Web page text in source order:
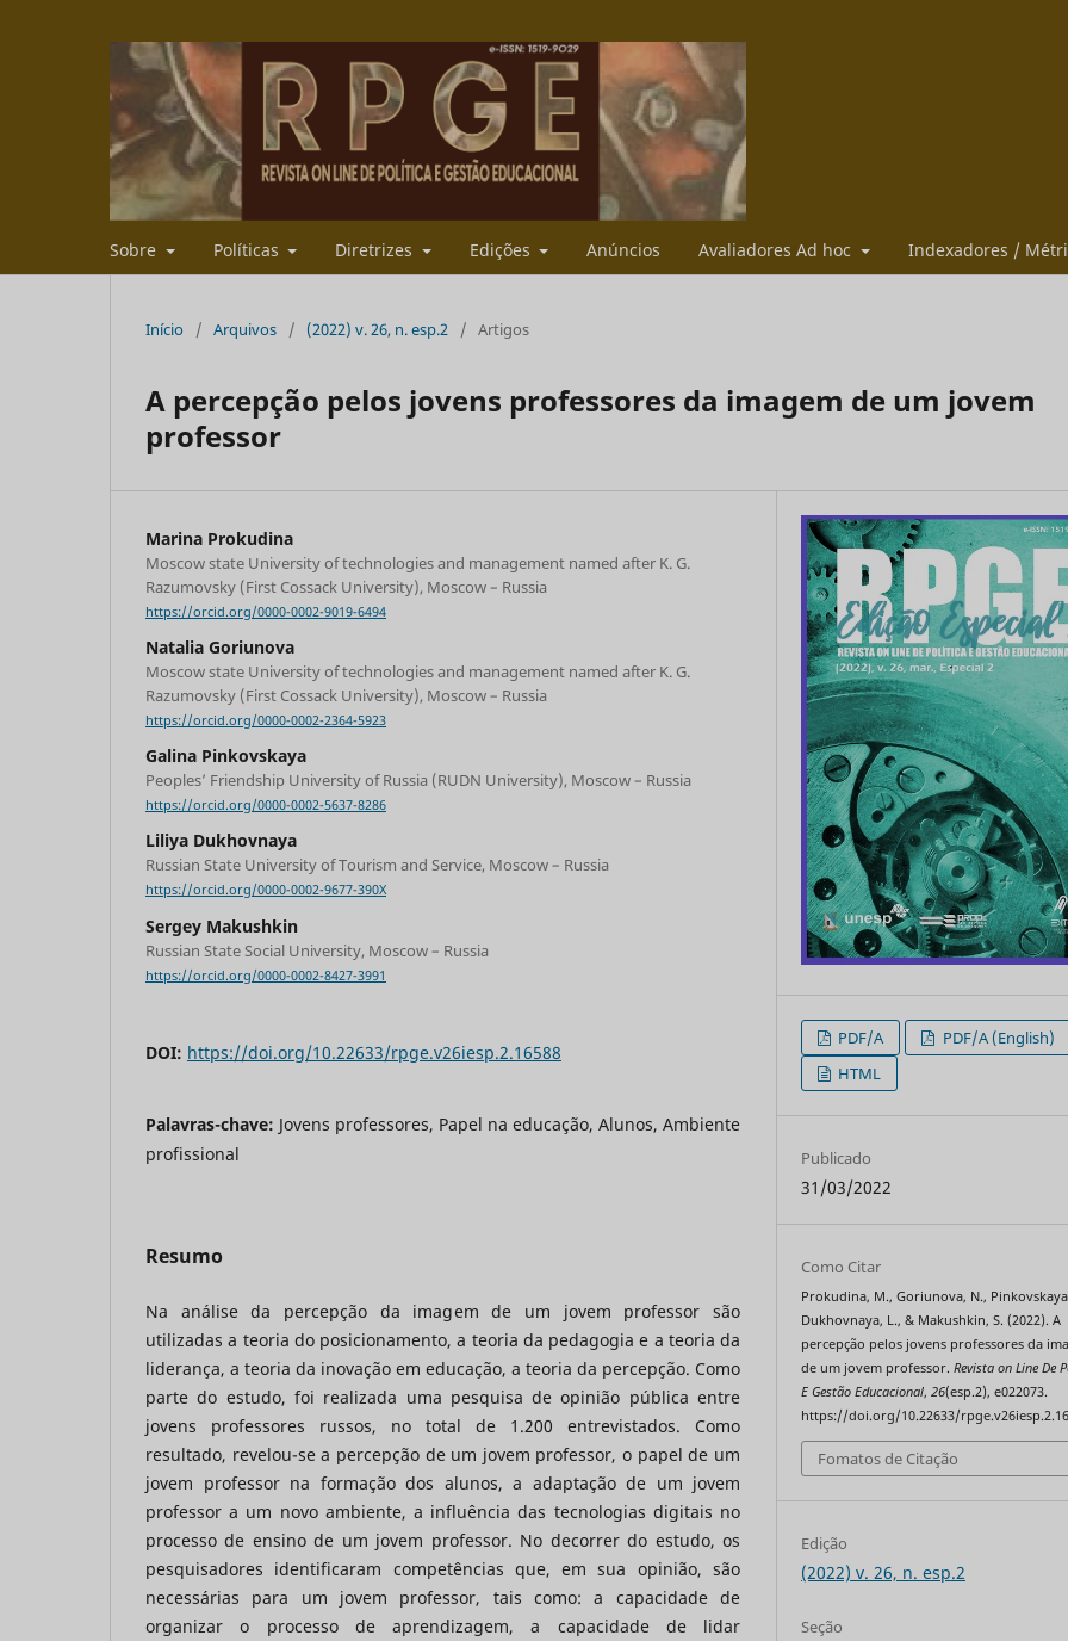
Sobre Políticas Diretrizes Edições Anúncios Avaliadores Ad hoc Indexadores /
Início / Arquivos / (2022) v. 26, n. esp.2 / Artigos
A percepção pelos jovens professores da imagem de um jovem
professor
Marina Prokudina
Moscow state University of technologies and management named after K. G.
Razumovsky (First Cossack University), Moscow – Russia
https://orcid.org/0000-0002-9019-6494
Natalia Goriunova
Moscow state University of technologies and management named after K. G.
Razumovsky (First Cossack University), Moscow – Russia
https://orcid.org/0000-0002-2364-5923
Galina Pinkovskaya
Peoples’ Friendship University of Russia (RUDN University), Moscow – Russia
https://orcid.org/0000-0002-5637-8286
Liliya Dukhovnaya
Russian State University of Tourism and Service, Moscow – Russia
https://orcid.org/0000-0002-9677-390X
Sergey Makushkin
Russian State Social University, Moscow – Russia
https://orcid.org/0000-0002-8427-3991
DOI: https://doi.org/10.22633/rpge.v26iesp.2.16588
Palavras-chave: Jovens professores, Papel na educação, Alunos, Ambiente
profissional
Resumo
Na análise da percepção da imagem de um jovem professor são
utilizadas a teoria do posicionamento, a teoria da pedagogia e a teoria da
liderança, a teoria da inovação em educação, a teoria da percepção. Como
parte do estudo, foi realizada uma pesquisa de opinião pública entre
jovens professores russos, no total de 1.200 entrevistados. Como
resultado, revelou-se a percepção de um jovem professor, o papel de um
jovem professor na formação dos alunos, a adaptação de um jovem
professor a um novo ambiente, a influência das tecnologias digitais no
processo de ensino de um jovem professor. No decorrer do estudo, os
pesquisadores identificaram competências que, em sua opinião, são
necessárias para um jovem professor, tais como: a capacidade de
organizar o processo de aprendizagem, a capacidade de lidar
PDF/A
PDF/A (English)
HTML
Publicado
31/03/2022
Como Citar
Prokudina, M., Goriunova, N.,
Dukhovnaya, L., & Makushkin, S. (2022). A
percepção pelos jovens professores da
de um jovem professor.Revista on Line De
E Gestão Educacional,26(esp.2), e022073.
https://doi.org/10.22633/
Fomatos de Citação
Edição
(2022) v. 26, n. esp.2
Seção